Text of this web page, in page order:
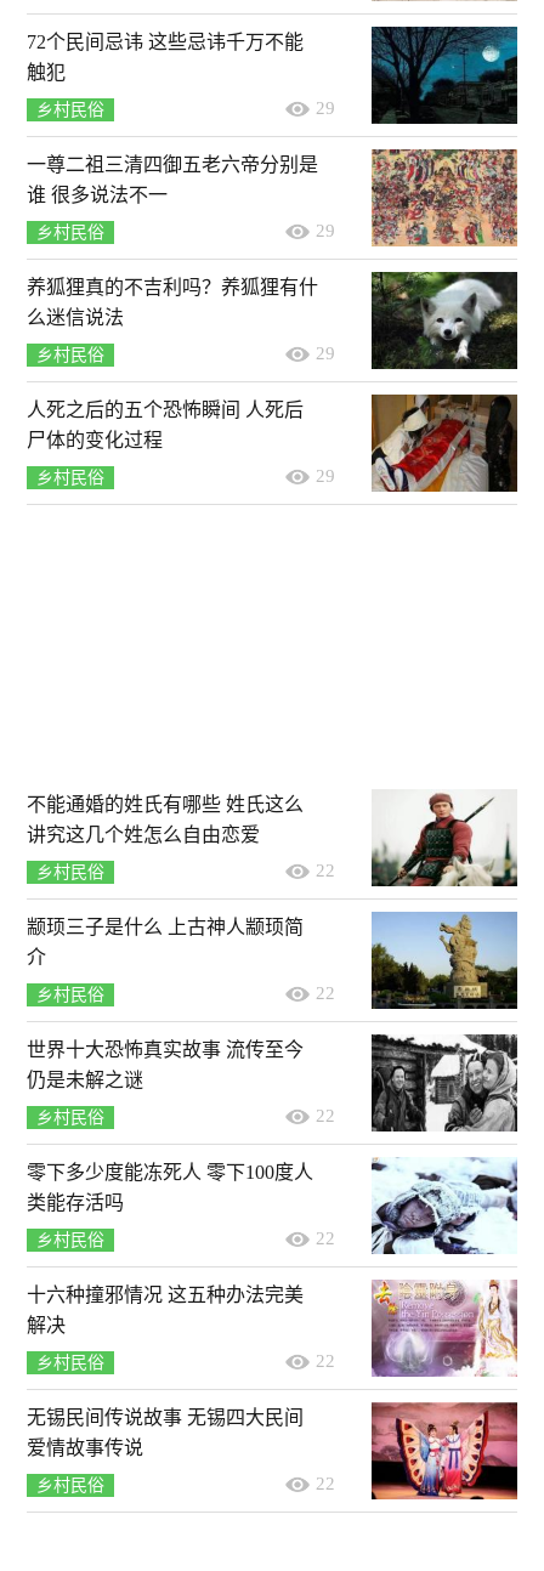
72个民间忌讳 这些忌讳千万不能
触犯
乡村民俗 29
一尊二祖三清四御五老六帝分别是
谁 很多说法不一
乡村民俗 29
养狐狸真的不吉利吗？养狐狸有什
么迷信说法
乡村民俗 29
人死之后的五个恐怖瞬间 人死后
尸体的变化过程
乡村民俗 29
不能通婚的姓氏有哪些 姓氏这么
讲究这几个姓怎么自由恋爱
乡村民俗 22
颛顼三子是什么 上古神人颛顼简
介
乡村民俗 22
世界十大恐怖真实故事 流传至今
仍是未解之谜
乡村民俗 22
零下多少度能冻死人 零下100度人
类能存活吗
乡村民俗 22
十六种撞邪情况 这五种办法完美
解决
乡村民俗 22
无锡民间传说故事 无锡四大民间
爱情故事传说
乡村民俗 22